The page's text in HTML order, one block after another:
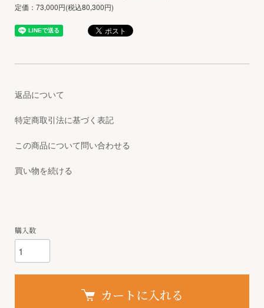
定価：73,000円(税込80,300円)
返品について
特定商取引法に基づく表記
この商品について問い合わせる
買い物を続ける
購入数
カートに入れる